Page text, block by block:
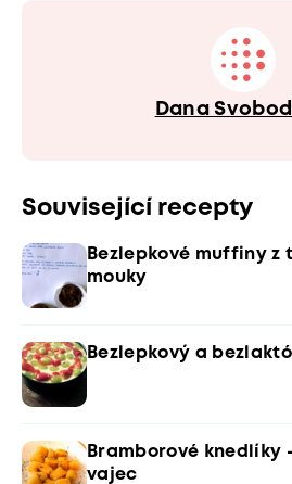
Dana
Související recepty
Bezlepkové muffiny z
mouky
Bezlepkový a
Bramborové knedlíky
vajec